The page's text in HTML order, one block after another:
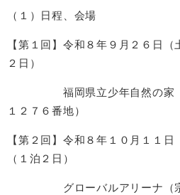
（１）日程、会場
【第１回】令和８年９月２６日
２日）
福岡県立少年自然の家「玄
１２７６番地）
【第２回】令和８年１０月１１日
（１泊２日）
グローバルアリーナ（宗像